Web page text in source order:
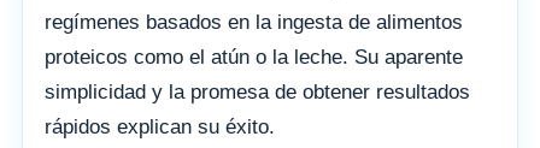
regímenes basados en la ingesta de alimentos
proteicos como el atún o la leche. Su aparente
simplicidad y la promesa de obtener resultados
rápidos explican su éxito.